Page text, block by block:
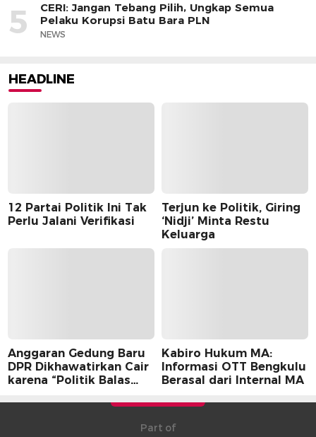
5
CERI: Jangan Tebang Pilih, Ungkap Semua
Pelaku Korupsi Batu Bara PLN
NEWS
HEADLINE
12 Partai Politik Ini Tak
Perlu Jalani Verifikasi
Terjun ke Politik, Giring
‘Nidji’ Minta Restu
Keluarga
Anggaran Gedung Baru
DPR Dikhawatirkan Cair
karena “Politik Balas
Kabiro Hukum MA:
Informasi OTT Bengkulu
Berasal dari Internal MA
Part of